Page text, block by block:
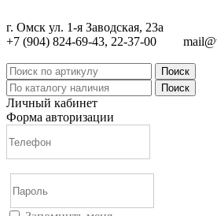
г. Омск ул. 1-я Заводская, 23а
+7 (904) 824-69-43, 22-37-00
Поиск
Поиск
Личный кабинет
Форма авторизации